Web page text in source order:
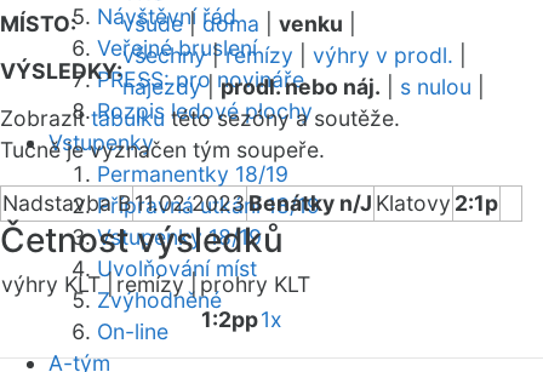
Návštěvní řád
Veřejné bruslení
PRESS: pro novináře
Rozpis ledové plochy
Vstupenky
Permanentky 18/19
Přípravná utkání 18/19
Vstupenky 18/19
Uvolňování míst
Zvýhodněné
On-line
A-tým
MÍSTO:
všude| doma venku
VÝSLEDKY:
všechny|remízy výhry v prodl.
nájezdy|prodl. nebo náj. s nulou
Zobrazittabulku této sezóny a soutěže.
Tučně je vyznačen tým soupeře.
Nadstavba B11.02.2023Benátky n/J Klatovy 2:1p
Četnost výsledků
výhry KLT | remízy |prohry KLT
1:2pp1x